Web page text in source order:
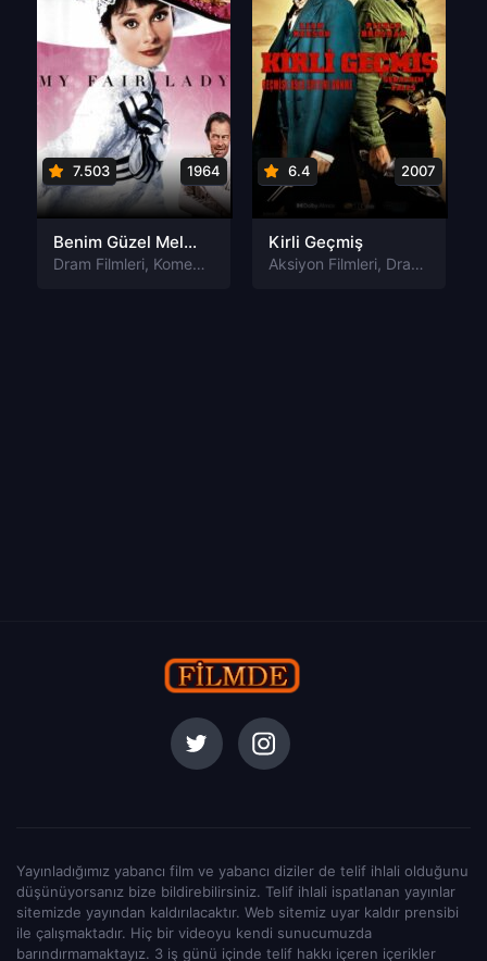
7.503 1964
Benim Güzel Meleğim My Fair Lady Tr Dublaj izle
Dram Filmleri, Komedi Filmleri Müzik Filmleri,Romantik
6.4 2007
Kirli Geçmiş
Aksiyon Filmleri, Dram Filmleri
Yayınladığımız yabancı film ve yabancı diziler de telif ihlali olduğunu
düşünüyorsanız bize bildirebilirsiniz. Telif ihlali ispatlanan yayınlar
sitemizde yayından kaldırılacaktır. Web sitemiz uyar kaldır prensibi
ile çalışmaktadır. Hiç bir videoyu kendi sunucumuzda
barındırmamaktayız. 3 iş günü içinde telif hakkı içeren içerikler